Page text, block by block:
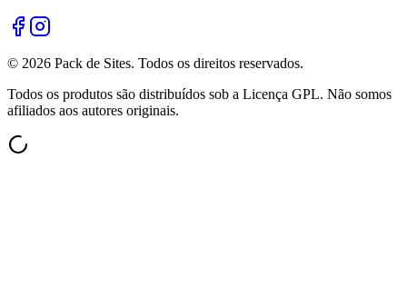
© 2026 Pack de Sites. Todos os direitos reservados.
Todos os produtos são distribuídos sob a Licença GPL. Não somos
afiliados aos autores originais.